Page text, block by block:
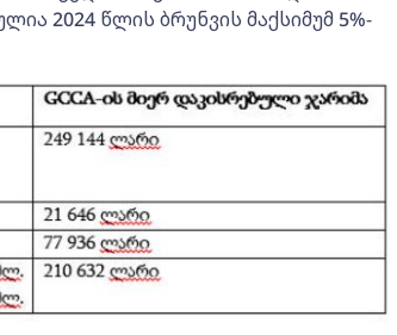
2024 წლის ბრუნვის მაქსიმუმ 5%-